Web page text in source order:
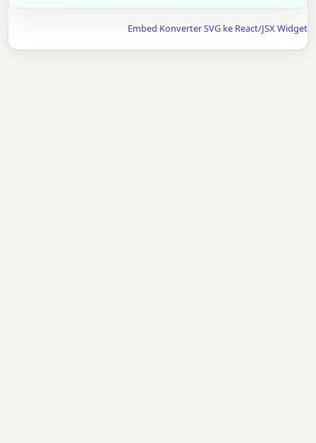
Embed Konverter SVG ke React/JSX Widget